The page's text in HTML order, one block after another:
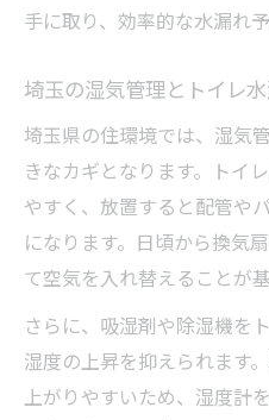
手に取り、効率的な水漏れ
埼玉の湿気管理とトイレ
埼玉県の住環境では、湿気
きなカギとなります。トイ
やすく、放置すると配管や
になります。日頃から換気
て空気を入れ替えることが基
さらに、吸湿剤や除湿機を
湿度の上昇を抑えられます
上がりやすいため、湿度計